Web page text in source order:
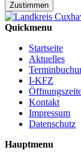
Zustimmen
Quickmenu
Startseite
Aktuelles
I-KFZ
Kontakt
Impressum
Datenschutz
Hauptmenu